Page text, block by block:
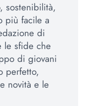
sostenibilità,
più facile a
di
le sfide che
di giovani
perfetto,
novità e le